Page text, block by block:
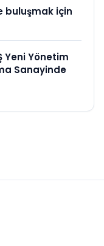
buluşmak için
Yeni Yönetim
Sanayinde